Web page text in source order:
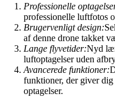
Professionelle
professionelle luftfotos
Brugervenligt design:
af denne drone takket
Lange flyvetider:Nyd
luftoptagelser uden
Avancerede funktioner:
funktioner, der giver
optagelser.